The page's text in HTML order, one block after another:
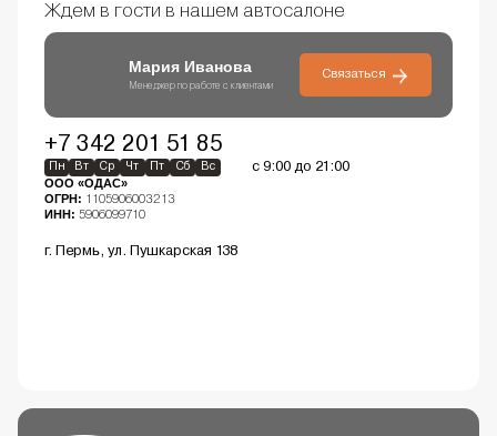
Ждем в гости в нашем автосалоне
Мария Иванова
Менеджер по работе с клиентами
Связаться
+7 342 201 51 85
Пн Вт Ср Чт Пт Сб Вс с 9:00 до 21:00
ООО «ОДАС»
ОГРН: 1105906003213
ИНН: 5906099710
г. Пермь, ул. Пушкарская 138